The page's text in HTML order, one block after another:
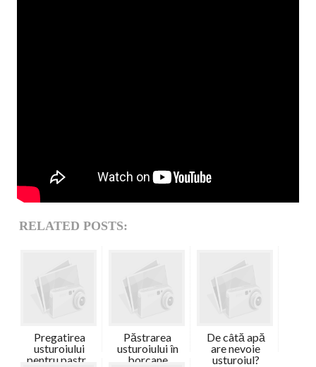
RELATED POSTS:
Pregatirea
usturoiului
pentru pastr...
Păstrarea
usturoiului în
borcane
De câtă apă
are nevoie
usturoiul?